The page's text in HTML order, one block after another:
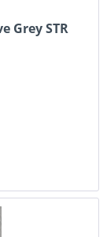
Grey STR